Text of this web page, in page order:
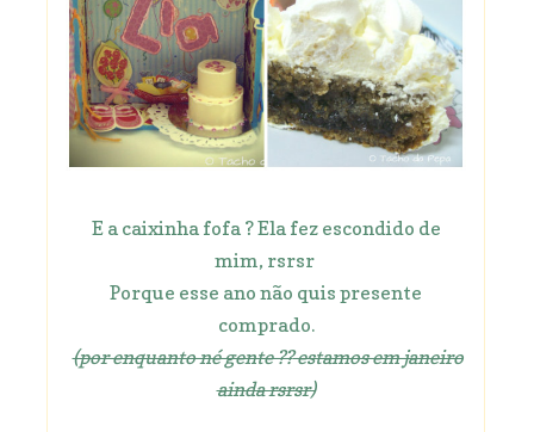
E a caixinha fofa ? Ela fez escondido de
mim, rsrsr
Porque esse ano não quis presente
comprado.
(por enquanto né gente ??estamos em janeiro
ainda rsrsr)